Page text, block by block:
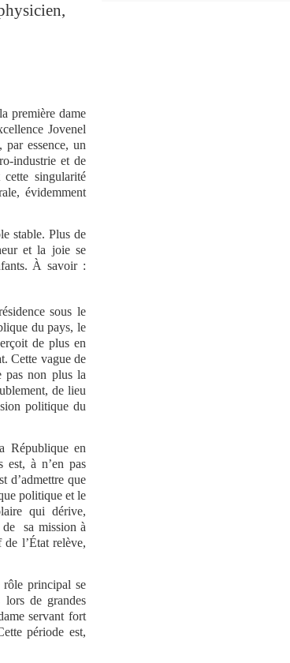
première dame
Jovenel
essence, un
industrie et de
singularité
évidemment
stable. Plus de
et la joie se
À savoir :
sous le
du pays, le
de plus en
Cette vague de
pas non plus la
de lieu
politique du
République en
est, à n’en pas
d’admettre que
politique et le
qui dérive,
de sa mission à
l’État relève,
rôle principal se
lors de grandes
servant fort
période est,